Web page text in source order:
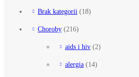
Brak kategorii (18)
Choroby (216)
aids i hiv (2)
alergia (14)